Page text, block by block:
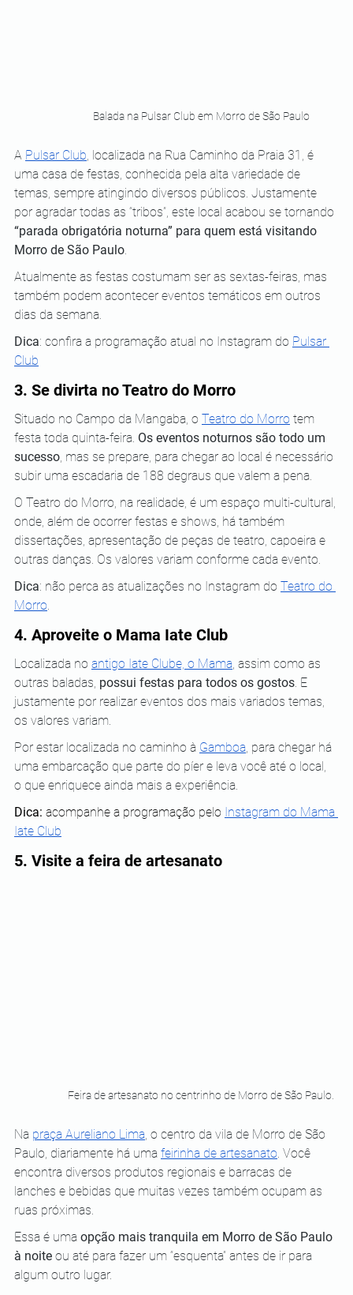
Balada na Pulsar Club em Morro de São Paulo
A Pulsar Club , localizada na Rua Caminho da Praia 31, é
uma casa de festas, conhecida pela alta variedade de
temas, sempre atingindo diversos públicos. Justamente
por agradar todas as “tribos”, este local acabou se tornando
“parada obrigatória noturna” para quem está visitando
Morro de São Paulo
Atualmente as festas costumam ser as sextas-feiras, mas
também podem acontecer eventos temáticos em outros
dias da semana.
Dica: confira a programação atual no Instagram do Pulsar
Club
3. Se divirta no Teatro do Morro
Situado no Campo da Mangaba, o Teatro do Morro tem
festa toda quinta-feira. Os eventos noturnos são todo um
sucesso , mas se prepare, para chegar ao local é necessário
subir uma escadaria de 188 degraus que valem a pena.
O Teatro do Morro, na realidade, é um espaço multi-cultural,
onde, além de ocorrer festas e shows, há também
dissertações, apresentação de peças de teatro, capoeira e
outras danças. Os valores variam conforme cada evento.
Dica: não perca as atualizações no Instagram do Teatro do
Morro
4. Aproveite o Mama Iate Club
Localizada no antigo Iate Clube, o Mama , assim como as
outras baladas, possui festas para todos os gostos . E
justamente por realizar eventos dos mais variados temas,
os valores variam.
Por estar localizada no caminho à Gamboa , para chegar há
uma embarcação que parte do píer e leva você até o local,
o que enriquece ainda mais a experiência.
Dica: acompanhe a programação pelo Instagram do Mama
Iate Club
5. Visite a feira de artesanato
Feira de artesanato no centrinho de Morro de São Paulo.
Na praça Aureliano Lima , o centro da vila de Morro de São
Paulo, diariamente há uma feirinha de artesanato . Você
encontra diversos produtos regionais e barracas de
lanches e bebidas que muitas vezes também ocupam as
ruas próximas.
Essa é uma opção mais tranquila em Morro de São Paulo
à noite ou até para fazer um “esquenta” antes de ir para
algum outro lugar.